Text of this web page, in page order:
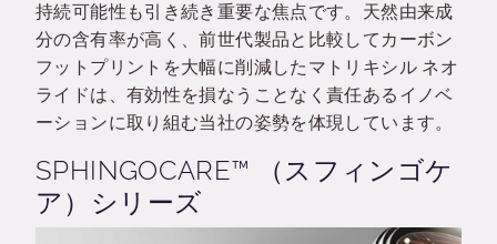
持続可能性も引き続き重要な焦点です。天然由来成
分の含有率が高く、前世代製品と比較してカーボン
フットプリントを大幅に削減したマトリキシル ネオ
ライドは、有効性を損なうことなく責任あるイノベ
ーションに取り組む当社の姿勢を体現しています。
SPHINGOCARE™ （スフィンゴケ
ア）シリーズ